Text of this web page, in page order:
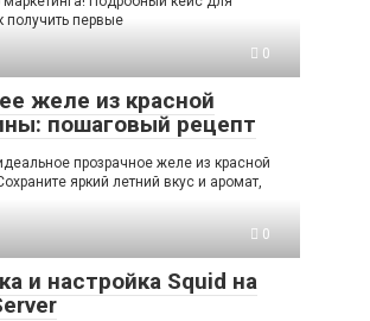
получить первые
0
желе из красной
пошаговый рецепт
прозрачное желе из красной
яркий летний вкус и аромат,
0
и настройка Squid на